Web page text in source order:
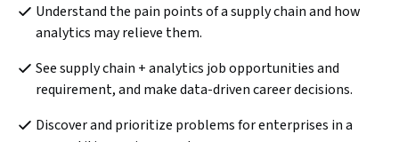
Understand the pain points of a supply chain and how
analytics may relieve them.
See supply chain + analytics job opportunities and
requirement, and make data-driven career decisions.
Discover and prioritize problems for enterprises in a